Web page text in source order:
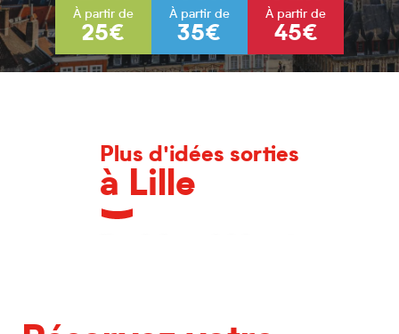
À partir de
25€
À partir de
35€
À partir de
45€
Plus d'idées sorties
à Lille